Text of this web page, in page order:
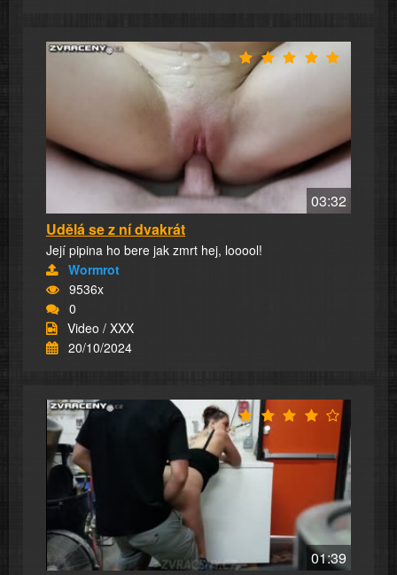
03:32
Udělá se z ní dvakrát
Její pipina ho bere jak zmrt hej, looool!
Wormrot
9536x
0
Video / XXX
20/10/2024
01:39